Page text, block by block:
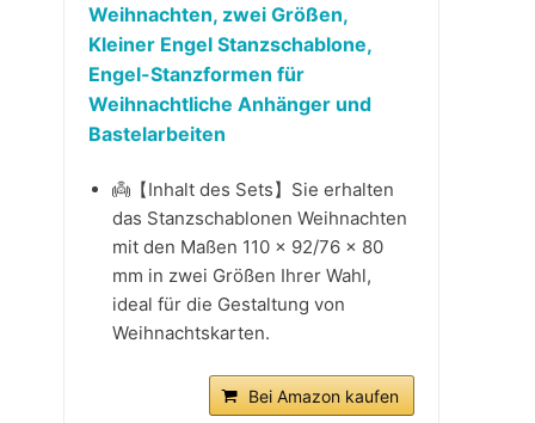
Weihnachten, zwei Größen,
Kleiner Engel Stanzschablone,
Engel-Stanzformen für
Weihnachtliche Anhänger und
Bastelarbeiten
👼【Inhalt des Sets】Sie erhalten
das Stanzschablonen Weihnachten
mit den Maßen 110 x 92/76 x 80
mm in zwei Größen Ihrer Wahl,
ideal für die Gestaltung von
Weihnachtskarten.
Bei Amazon kaufen